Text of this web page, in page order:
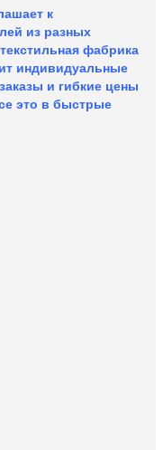
к
из разных
фабрика
индивидуальные
и гибкие цены
это в быстрые